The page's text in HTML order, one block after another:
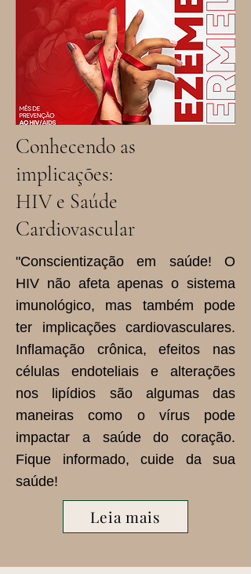
Conhecendo as
implicações:
HIV e Saúde
Cardiovascular
"Conscientização em saúde! O
HIV não afeta apenas o sistema
imunológico, mas também pode
ter implicações cardiovasculares.
Inflamação crônica, efeitos nas
células endoteliais e alterações
nos lipídios são algumas das
maneiras como o vírus pode
impactar a saúde do coração.
Fique informado, cuide da sua
saúde!
Leia mais